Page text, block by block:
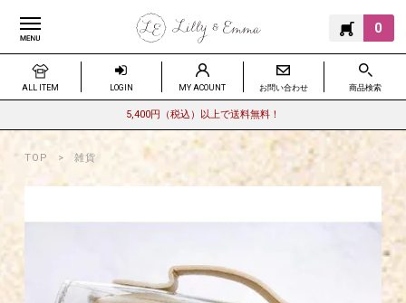
0
ALL ITEM LOGIN MY ACOUNT お問い合わせ 商品検索
5,400円（税込）以上で送料無料！
TOP 雑貨